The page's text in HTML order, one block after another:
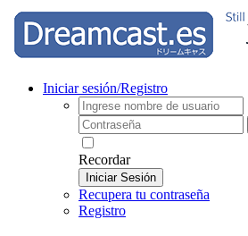
Iniciar sesión/Registro
Recordar
Iniciar Sesión
Recupera tu contraseña
Registro